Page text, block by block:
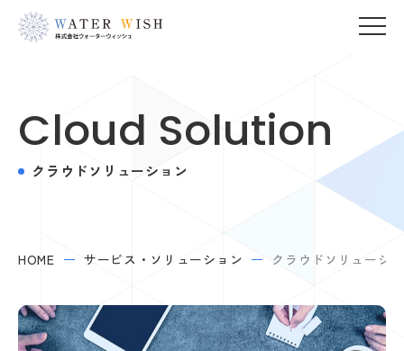
Cloud Solution
クラウドソリューション
HOME サービス・ソリューション クラウドソリューシ